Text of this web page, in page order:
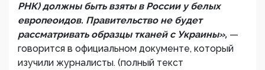
РНК) должны быть взяты в России у белыx
европеоидов. Правительство не будет
рассматривать образцы тканей с Украины», —
говорится в официальном документе, который
изучили журналисты. (полный текст